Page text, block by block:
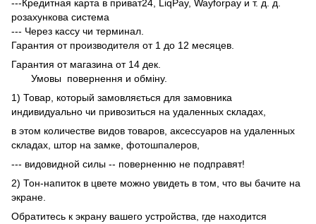
---Кредитная карта в приват24, LiqPay, Wayforpay и т. д. д.
розахункова система
--- Через кассу чи терминал.
Гарантия от производителя от 1 до 12 месяцев.
Гарантия от магазина от 14 дек.
Умовы повернення и обміну.
1) Товар, который замовляється для замовника
индивидуально чи привозиться на удаленных складах,
в этом количестве видов товаров, аксессуаров на удаленных
складах, штор на замке, фотошпалеров,
--- видовидной силы -- поверненню не подправят!
2) Тон-напиток в цвете можно увидеть в том, что вы бачите на
экране.
Обратитесь к экрану вашего устройства, где находится